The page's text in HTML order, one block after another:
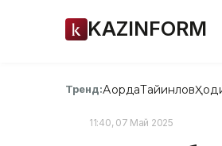
KAZINFORM
Тренд:АқордаТайинлов
11:40, 07 Май 2025